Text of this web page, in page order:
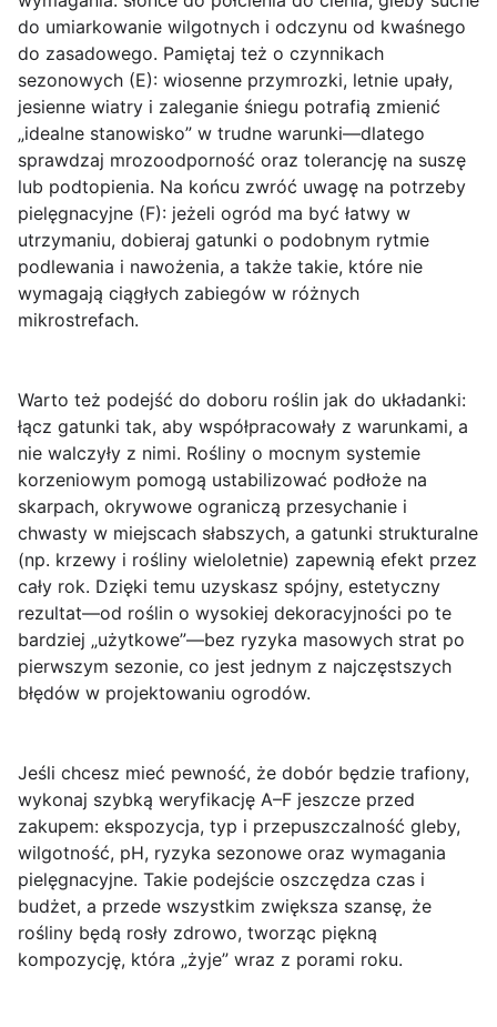
do umiarkowanie wilgotnych i odczynu od kwaśnego
do zasadowego. Pamiętaj też o czynnikach
sezonowych (E): wiosenne przymrozki, letnie upały,
jesienne wiatry i zaleganie śniegu potrafią zmienić
„idealne stanowisko” w trudne warunki—dlatego
sprawdzaj mrozoodporność oraz tolerancję na suszę
lub podtopienia. Na końcu zwróć uwagę na potrzeby
pielęgnacyjne (F): jeżeli ogród ma być łatwy w
utrzymaniu, dobieraj gatunki o podobnym rytmie
podlewania i nawożenia, a także takie, które nie
wymagają ciągłych zabiegów w różnych
mikrostrefach.
Warto też podejść do doboru roślin jak do układanki:
łącz gatunki tak, aby współpracowały z warunkami, a
nie walczyły z nimi. Rośliny o mocnym systemie
korzeniowym pomogą ustabilizować podłoże na
skarpach, okrywowe ograniczą przesychanie i
chwasty w miejscach słabszych, a gatunki strukturalne
(np. krzewy i rośliny wieloletnie) zapewnią efekt przez
cały rok. Dzięki temu uzyskasz spójny, estetyczny
rezultat—od roślin o wysokiej dekoracyjności po te
bardziej „użytkowe”—bez ryzyka masowych strat po
pierwszym sezonie, co jest jednym z najczęstszych
błędów w projektowaniu ogrodów.
Jeśli chcesz mieć pewność, że dobór będzie trafiony,
wykonaj szybką weryfikację A–F jeszcze przed
zakupem: ekspozycja, typ i przepuszczalność gleby,
wilgotność, pH, ryzyka sezonowe oraz wymagania
pielęgnacyjne. Takie podejście oszczędza czas i
budżet, a przede wszystkim zwiększa szansę, że
rośliny będą rosły zdrowo, tworząc piękną
kompozycję, która „żyje” wraz z porami roku.